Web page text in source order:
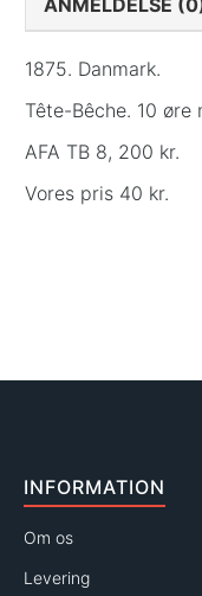
ANMELDELSE
1875. Danmark.
Tête-Bêche. 10
AFA TB 8, 200 kr.
Vores pris 40 kr.
INFORMATION
Om os
Levering